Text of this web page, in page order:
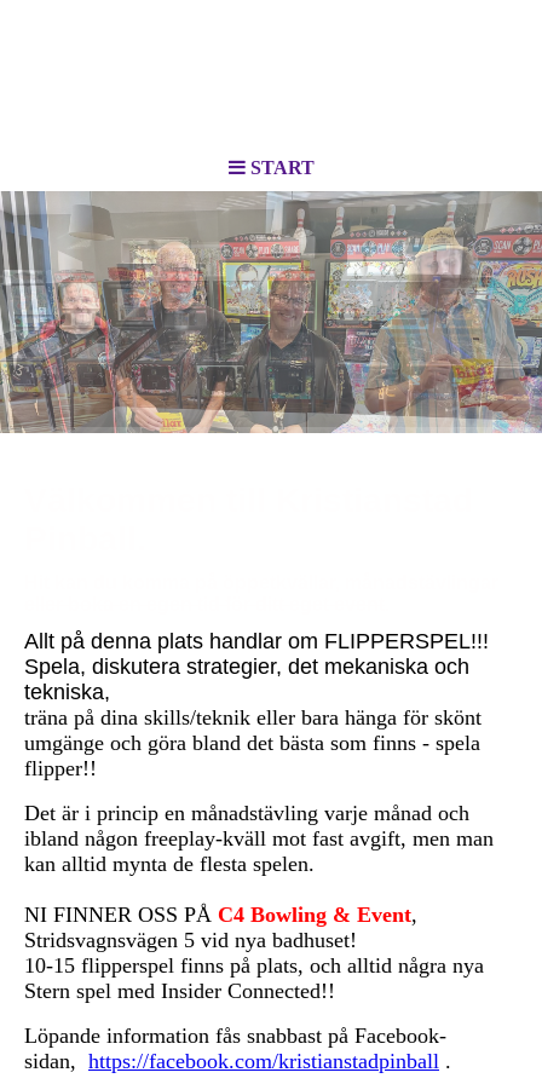
START
Allt på denna plats handlar om FLIPPERSPEL!!!
Spela, diskutera strategier, det mekaniska och
tekniska,
träna på dina skills/teknik eller bara hänga för skönt
umgänge och göra bland det bästa som finns - spela
flipper!!
Det är i princip en månadstävling varje månad och
ibland någon freeplay-kväll mot fast avgift, men man
kan alltid mynta de flesta spelen.
NI FINNER OSS PÅ C4 Bowling & Event,
Stridsvagnsvägen 5 vid nya badhuset!
10-15 flipperspel finns på plats, och alltid några nya
Stern spel med Insider Connected!!
Löpande information fås snabbast på Facebook-
sidan, https://facebook.com/kristianstadpinball .